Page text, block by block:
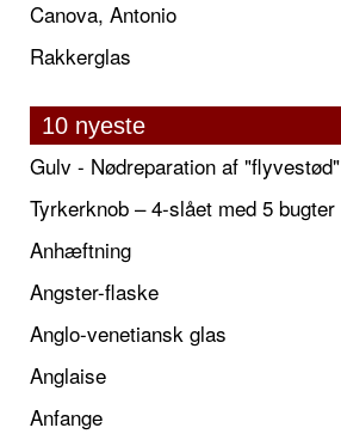
Canova, Antonio
Rakkerglas
10 nyeste
Gulv - Nødreparation af "flyvestød"
Tyrkerknob – 4-slået med 5 bugter
Anhæftning
Angster-flaske
Anglo-venetiansk glas
Anglaise
Anfange